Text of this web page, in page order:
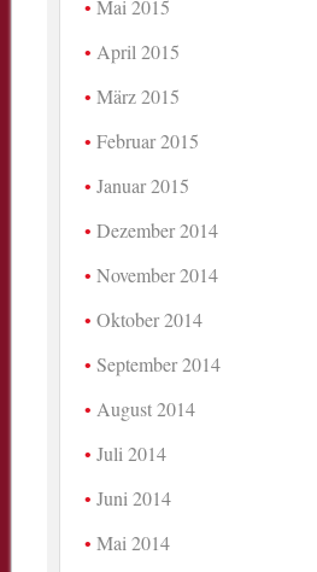
Mai 2015
April 2015
März 2015
Februar 2015
Januar 2015
Dezember 2014
November 2014
Oktober 2014
September 2014
August 2014
Juli 2014
Juni 2014
Mai 2014